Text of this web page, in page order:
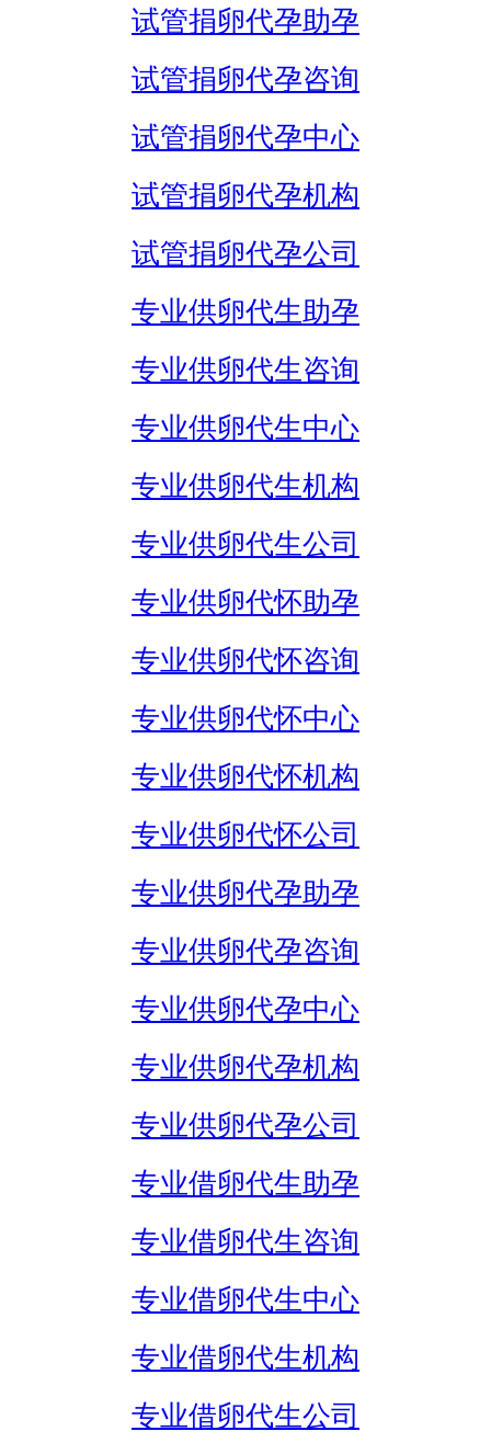
试管捐卵代孕助孕
试管捐卵代孕咨询
试管捐卵代孕中心
试管捐卵代孕机构
试管捐卵代孕公司
专业供卵代生助孕
专业供卵代生咨询
专业供卵代生中心
专业供卵代生机构
专业供卵代生公司
专业供卵代怀助孕
专业供卵代怀咨询
专业供卵代怀中心
专业供卵代怀机构
专业供卵代怀公司
专业供卵代孕助孕
专业供卵代孕咨询
专业供卵代孕中心
专业供卵代孕机构
专业供卵代孕公司
专业借卵代生助孕
专业借卵代生咨询
专业借卵代生中心
专业借卵代生机构
专业借卵代生公司